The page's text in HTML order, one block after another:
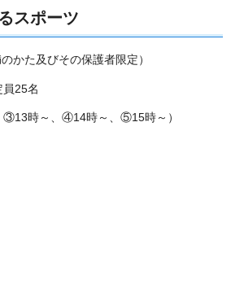
スポーツ
かた及びその保護者限定）
25名
③13時～、④14時～、⑤15時～）